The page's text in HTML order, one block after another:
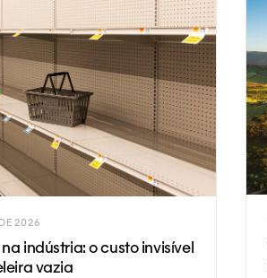
2026
indústria: o custo invisível
vazia